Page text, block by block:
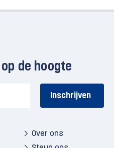
de hoogte
Over ons